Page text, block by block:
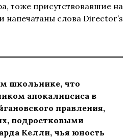
тоже присутствовавшие на
напечатаны слова Director’s
школьнике, что
апокалипсиса в
правления,
подростковыми
Келли, чья юность